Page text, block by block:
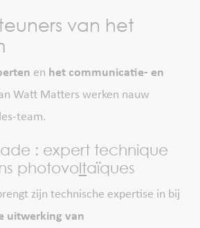
van het
en het communicatie- en
Watt Matters werken nauw
team.
: expert technique
photovoltaïques
zijn technische expertise in bij
uitwerking van